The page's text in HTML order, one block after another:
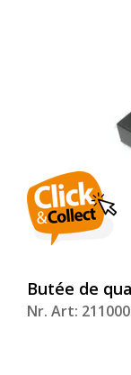
Butée de
Nr. Art: